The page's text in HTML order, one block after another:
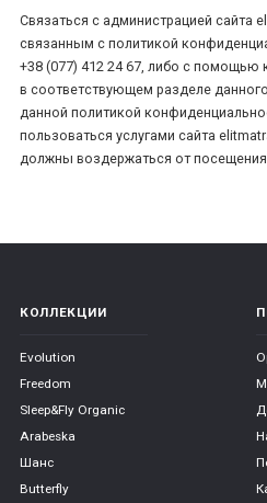
Связаться с администрацией сайта
связанным с политикой
+38 (077) 412 24 67, либо с помощью
в соответствующем разделе
данной политикой
пользоваться услугами сайта
должны воздержаться от
КОЛЛЕКЦИИ
Evolution
Freedom
Sleep&Fly Organic
Arabeska
Шанс
Butterfly